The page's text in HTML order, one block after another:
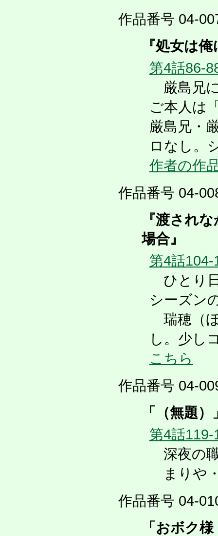
作品番号 04-
『処女は
第4話86-
厳島兄
ご本人は
厳島兄・
ロなし。
作者の作
作品番号 04-
『渡され
場合』
第4話104-
ひとり
シーズン
瑞穂（
し。少し
こちら
作品番号 04-
「（無題）
第4話119-
深夜の
まりや
作品番号 04-
「おボク